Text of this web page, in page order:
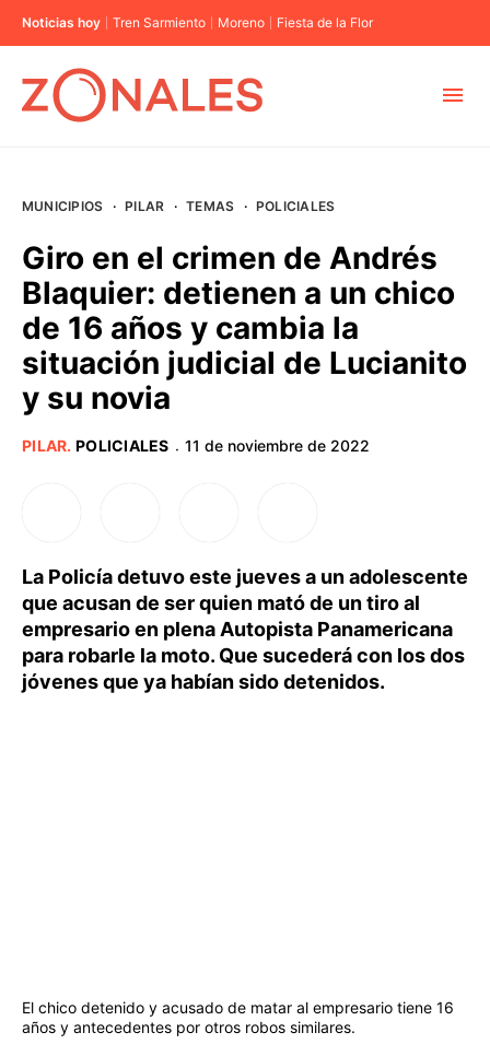
Noticias hoy Tren Sarmiento Moreno Fiesta de la Flor
BUENOS AIRES
PROVINCIAS
MUNICIPIOS · PILAR · TEMAS · POLICIALES
Giro en el crimen de Andrés
Blaquier: detienen a un chico
de 16 años y cambia la
situación judicial de Lucianito
y su novia
PILAR. POLICIALES · 11 de noviembre de 2022
La Policía detuvo este jueves a un adolescente
que acusan de ser quien mató de un tiro al
empresario en plena Autopista Panamericana
para robarle la moto. Que sucederá con los dos
jóvenes que ya habían sido detenidos.
El chico detenido y acusado de matar al empresario tiene 16
años y antecedentes por otros robos similares.